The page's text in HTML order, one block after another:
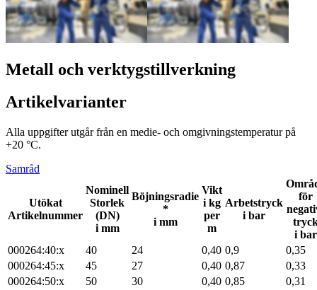
Metall och verktygstillverkning
Artikelvarianter
Alla uppgifter utgår från en medie- och omgivningstemperatur på
+20 °C.
Samråd
Utökat
Artikelnummer
Nominell
Storlek
(DN)
i mm
Böjningsradie
*
i mm
Vikt
i kg
per
m
Arbetstryck
i bar
för
i bar
000264:40:x
40 24 0,40 0,9
0,35
000264:45:x
45 27 0,40 0,87
0,33
000264:50:x
50 30 0,40 0,85
0,31